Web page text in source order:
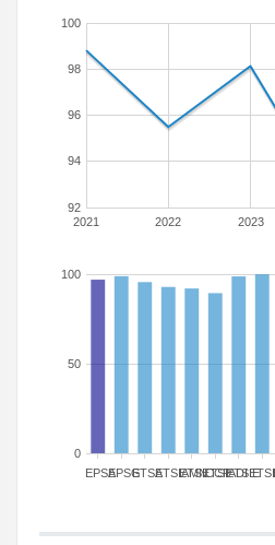
2021 2022 2023
92
94
96
98
100
EPSAEPSGETSAETSIAMN
ETSICCP
ETSIADI
ETSIE
0
50
100